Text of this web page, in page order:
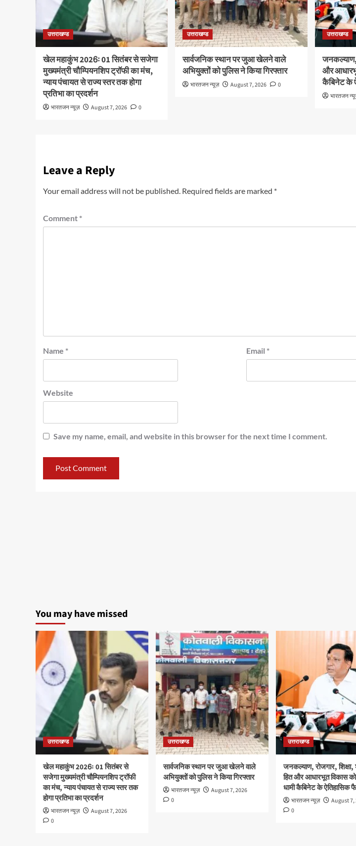
उत्तराखण्ड
खेल महाकुंभ 2026ः 01 सितंबर से सजेगा
मुख्यमंत्री चौम्पियनशिप ट्रॉफी का मंच,
न्याय पंचायत से राज्य स्तर तक होगा
प्रतिभा का प्रदर्शन
भारतजन न्यूज़ August 7, 2026 0
उत्तराखण्ड
सार्वजनिक स्थान पर जुआ खेलने वाले
अभियुक्तों को पुलिस ने किया गिरफ्तार
भारतजन न्यूज़ August 7, 2026 0
उत्तराखण्ड
जनकल्याण,
और
कैबिनेट के
भारतजन
Leave a Reply
Your email address will not be published. Required fields are marked *
Comment *
Name * Email *
Website
Save my name, email, and website in this browser for the next time I comment.
You may have missed
उत्तराखण्ड
खेल महाकुंभ 2026ः 01 सितंबर से
सजेगा मुख्यमंत्री चौम्पियनशिप ट्रॉफी
का मंच, न्याय पंचायत से राज्य स्तर तक
होगा प्रतिभा का प्रदर्शन
भारतजन न्यूज़
August 7, 2026
0
उत्तराखण्ड
सार्वजनिक स्थान पर जुआ खेलने वाले
अभियुक्तों को पुलिस ने किया गिरफ्तार
भारतजन न्यूज़
August 7, 2026
0
उत्तराखण्ड
जनकल्याण, रोजगार,
हित और आधारभूत विकास
धामी कैबिनेट के ऐतिहासिक
भारतजन न्यूज़
August 7,
0